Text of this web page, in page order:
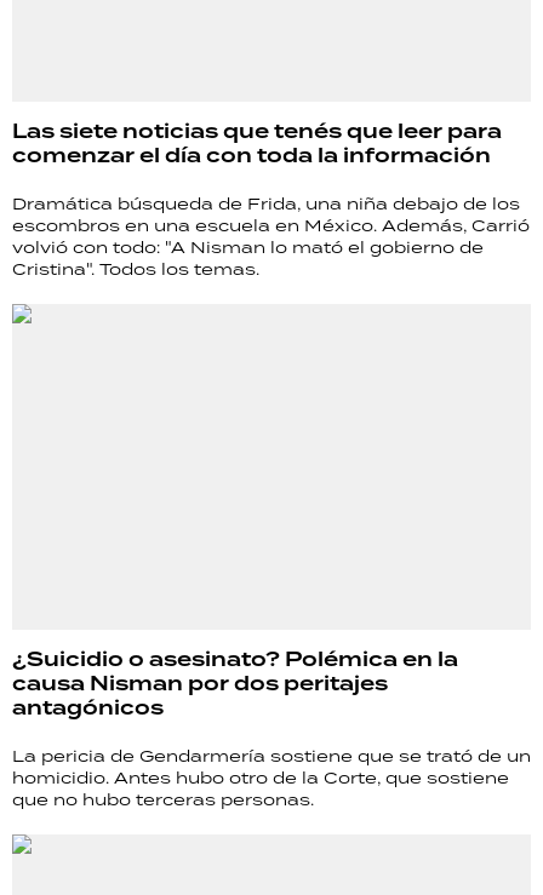
Las siete noticias que tenés que leer para
comenzar el día con toda la información
Dramática búsqueda de Frida, una niña debajo de los
escombros en una escuela en México. Además, Carrió
volvió con todo: "A Nisman lo mató el gobierno de
Cristina". Todos los temas.
¿Suicidio o asesinato? Polémica en la
causa Nisman por dos peritajes
antagónicos
La pericia de Gendarmería sostiene que se trató de un
homicidio. Antes hubo otro de la Corte, que sostiene
que no hubo terceras personas.